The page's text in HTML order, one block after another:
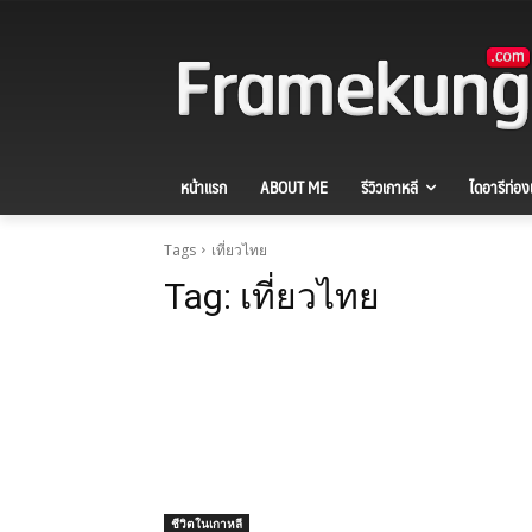
หน้าแรก ABOUT ME รีวิวเกาหลี ไดอารีท่อ
Tags เที่ยวไทย
Tag: เที่ยวไทย
ชีวิตในเกาหลี